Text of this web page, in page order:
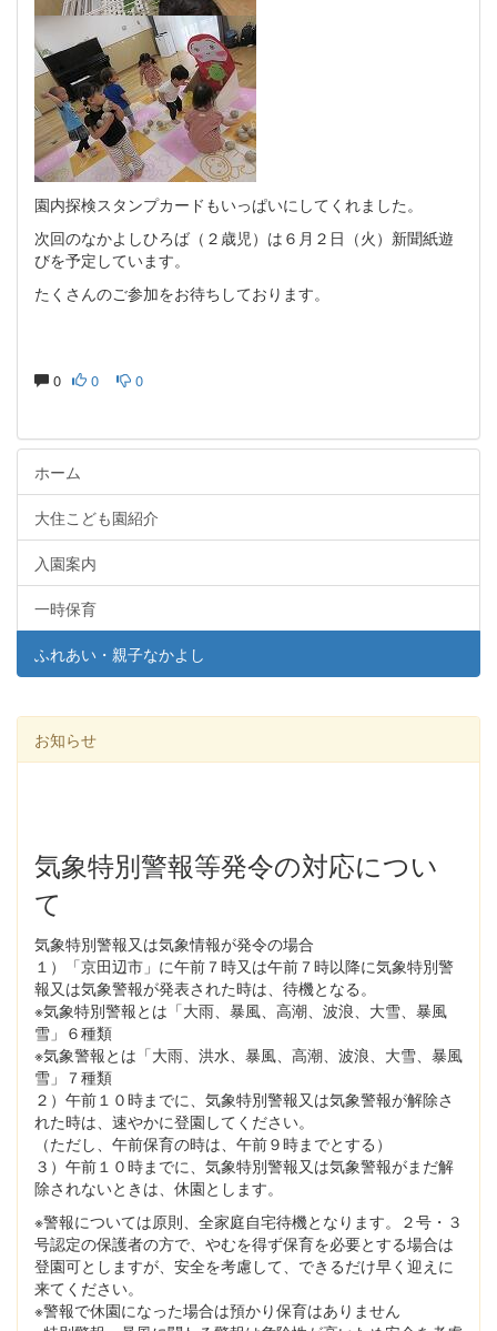
園内探検スタンプカードもいっぱいにしてくれました。
次回のなかよしひろば（２歳児）は６月２日（火）新聞紙遊
びを予定しています。
たくさんのご参加をお待ちしております。
0 0 0
ホーム
大住こども園紹介
入園案内
一時保育
ふれあい・親子なかよし
お知らせ
気象特別警報等発令の対応につい
て
気象特別警報又は気象情報が発令の場合
１）「京田辺市」に午前７時又は午前７時以降に気象特別警
報又は気象警報が発表された時は、待機となる。
※気象特別警報とは「大雨、暴風、高潮、波浪、大雪、暴風
雪」６種類
※気象警報とは「大雨、洪水、暴風、高潮、波浪、大雪、暴風
雪」７種類
２）午前１０時までに、気象特別警報又は気象警報が解除さ
れた時は、速やかに登園してください。
（ただし、午前保育の時は、午前９時までとする）
３）午前１０時までに、気象特別警報又は気象警報がまだ解
除されないときは、休園とします。
※警報については原則、全家庭自宅待機となります。２号・３
号認定の保護者の方で、やむを得ず保育を必要とする場合は
登園可としますが、安全を考慮して、できるだけ早く迎えに
来てください。
※警報で休園になった場合は預かり保育はありません